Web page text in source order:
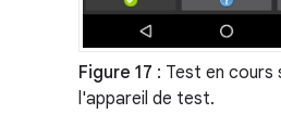
Figure 17 : Test en cours
l'appareil de test.